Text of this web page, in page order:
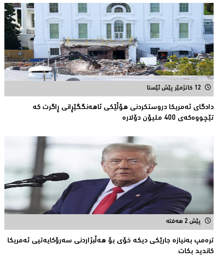
12 کاتژمێر پێش ئێستا
دادگای ئەمریكا دروستكردنی هۆڵێكی ئاهەنگگێڕانی ڕاگرت كە
تێچووەكەی 400 ملیۆن دۆلارە
پێش 2 هەفتە
ترەمپ بەنیازە جارێكی دیكە خۆی بۆ هەڵبژاردنی سەرۆكایەتیی ئەمریكا
كاندید بكات